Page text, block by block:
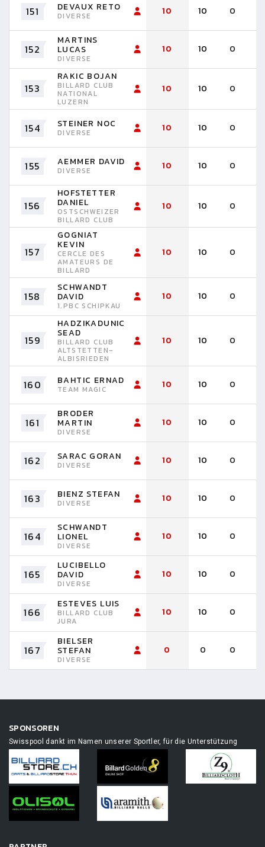
151 DEVAUX RETO
DIVERSE 10 10 0
152
MARTINS
LUCAS
DIVERSE
10 10 0
153
RAKIC BOJAN
BILLARD CLUB
NATIONAL
LUZERN
10 10 0
154 STEINER NOC
DIVERSE 10 10 0
155 AEMMER DAVID
DIVERSE 10 10 0
156
HOFSTETTER
DANIEL
OSTSCHWEIZER
BILLARD CLUB
10 10 0
157
GOGNIAT
KEVIN
CERCLE DES
AMATEURS DE
BILLARD
10 10 0
158
SCHWANDT
DAVID
1.PBC SCHIPKAU
10 10 0
159
HADZIKADUNIC
SEAD
BILLARD CLUB
ALTSTETTEN-
ALBISRIEDEN
10 10 0
160 BAHTIC ERNAD
TEAM MAGIC 10 10 0
161
BRODER
MARTIN
DIVERSE
10 10 0
162 SARAC GORAN
DIVERSE 10 10 0
163 BIENZ STEFAN
DIVERSE 10 10 0
164
SCHWANDT
LIONEL
DIVERSE
10 10 0
165
LUCIBELLO
DAVID
DIVERSE
10 10 0
166
ESTEVES LUIS
BILLARD CLUB
JURA
10 10 0
167
BIELSER
STEFAN
DIVERSE
0 0 0
SPONSOREN
Swisspool dankt im Namen unserer Sportler, für die Unterstützung